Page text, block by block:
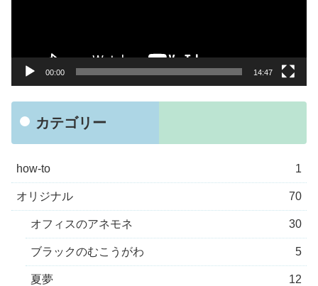
00:00 14:47
カテゴリー
how-to 1
オリジナル 70
オフィスのアネモネ 30
ブラックのむこうがわ 5
夏夢 12